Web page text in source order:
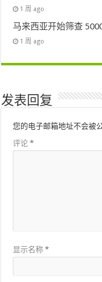
1 周 ago
马来西亚开始筛查
1 周 ago
发表回复
您的电子邮箱地址不会被公
评论*
显示名称*